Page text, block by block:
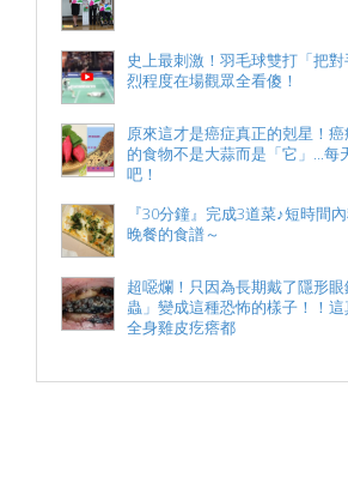
史上最刺激！羽毛球雙打「把
烈程度在場觀眾全看傻！
原來這才是癌症真正的剋星！
的食物不是大蒜而是「它」...每
吧！
『30分鐘』完成3道菜♪短時間
晚餐的食譜～
超噁爛！只因為長期戴了隱形
蟲」變成這種恐怖的樣子！！這
全身雞皮疙瘩都